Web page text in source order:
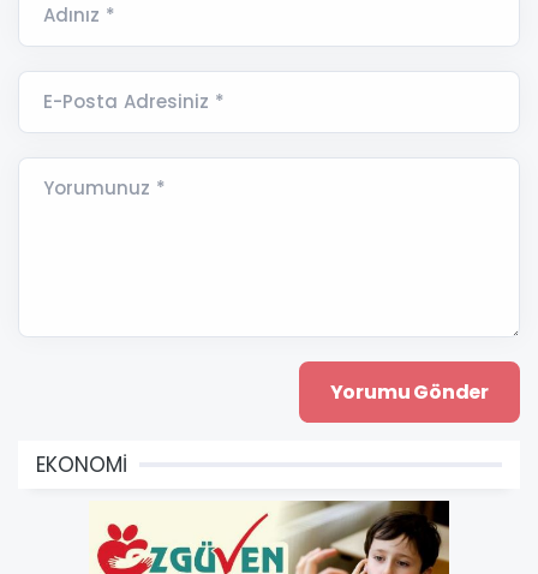
Adınız *
E-Posta Adresiniz *
Yorumunuz *
EKONOMİ